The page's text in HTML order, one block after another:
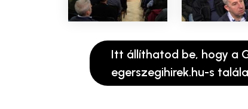
Itt állíthatod be, hogy a
egerszegihirek.hu-s